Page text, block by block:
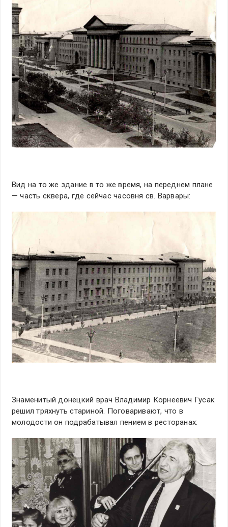
Вид на то же здание в то же время, на переднем плане
— часть сквера, где сейчас часовня св. Варвары:
Знаменитый донецкий врач Владимир Корнеевич Гусак
решил тряхнуть стариной. Поговаривают, что в
молодости он подрабатывал пением в ресторанах: